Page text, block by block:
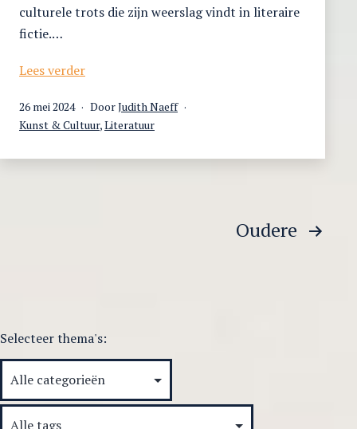
culturele trots die zijn weerslag vindt in literaire
fictie.…
Lees verderLiterair
herinnering,
gender
Gepubliceerd
op
26 mei 2024 DoorJudith Naeff
Gecategoriseerd
Kunst & Cultuur,Literatuur
Oudere
Selecteer thema's: